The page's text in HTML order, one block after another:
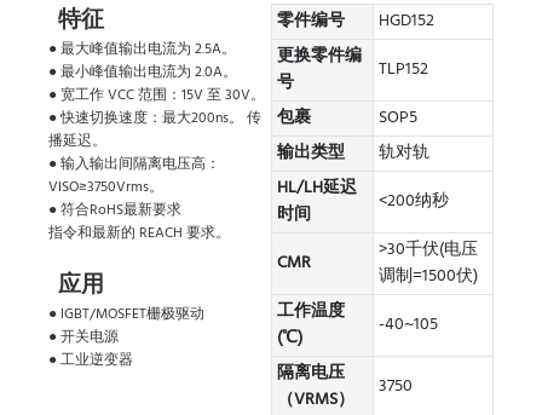
特征
● 最大峰值输出电流为 2.5A。
● 最小峰值输出电流为 2.0A。
● 宽工作 VCC 范围：15V 至 30V。
● 快速切换速度：最大200ns。 传
播延迟。
● 输入输出间隔离电压高：
VISO≥3750Vrms。
● 符合RoHS最新要求
指令和最新的 REACH 要求。
应用
● IGBT/MOSFET栅极驱动
● 开关电源
● 工业逆变器
零件编号
HGD152
更换零件编
号
TLP152
包裹
SOP5
输出类型
轨对轨
HL/LH延迟
时间
<200纳秒
CMR
>30千伏(电压
调制=1500伏)
工作温度
(℃)
-40~105
隔离电压
（VRMS）
3750